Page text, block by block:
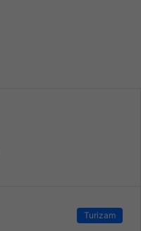
Turizam